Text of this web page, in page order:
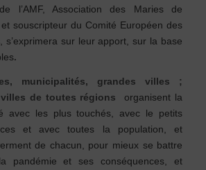
l’AMF, Association des Maries de
souscripteur du Comité Européen des
s’exprimera sur leur apport, sur la base
.
municipalités, grandes villes ;
de toutes régions organisent la
avec les plus touchés, avec le petits
et avec toutes la population, et
de chacun, pour mieux se battre
pandémie et ses conséquences, et